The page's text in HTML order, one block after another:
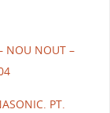
NOU NOUT –
PT.